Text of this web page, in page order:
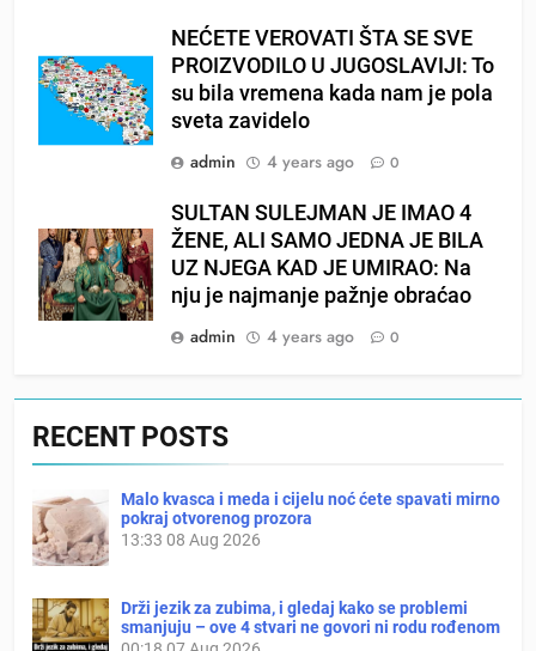
NEĆETE VEROVATI ŠTA SE SVE
PROIZVODILO U JUGOSLAVIJI: To
su bila vremena kada nam je pola
sveta zavidelo
admin
4 years ago 0
SULTAN SULEJMAN JE IMAO 4
ŽENE, ALI SAMO JEDNA JE BILA
UZ NJEGA KAD JE UMIRAO: Na
nju je najmanje pažnje obraćao
admin
4 years ago 0
RECENT POSTS
Malo kvasca i meda i cijelu noć ćete spavati mirno
pokraj otvorenog prozora
13:33 08 Aug 2026
Drži jezik za zubima, i gledaj kako se problemi
smanjuju – ove 4 stvari ne govori ni rodu rođenom